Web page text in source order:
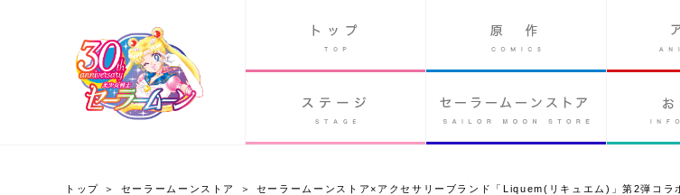
90's アニメPAST ANIME
トップ セーラームーンストア セーラームーンストア×アクセサリーブランド「Liquem(リキュエム)」第2弾コラ